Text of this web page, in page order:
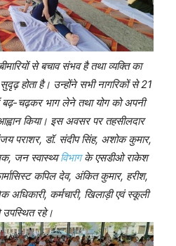
से बचाव संभव है तथा व्यक्ति का
होता है। उन्होंने सभी नागरिकों से 21
चढ़कर भाग लेने तथा योग को अपनी
आह्वान किया। इस अवसर पर तहसीलदार
पराशर, डॉ. संदीप सिंह, अशोक कुमार,
जन स्वास्थ्यविभागके एसडीओ राकेश
कपिल देव, अंकित कुमार, हरीश,
कर्मचारी, खिलाड़ी एवं स्कूली
उपस्थित रहे।